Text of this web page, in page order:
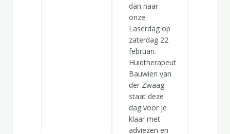
dan naar
onze
Laserdag op
zaterdag 22
februari.
Huidtherapeut
Bauwien van
der Zwaag
staat deze
dag voor je
klaar met
adviezen en